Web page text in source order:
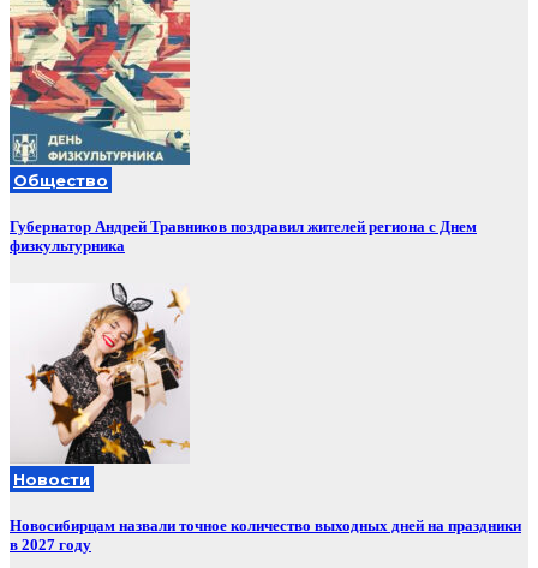
Общество
Губернатор Андрей Травников поздравил жителей региона с Днем
физкультурника
Новости
Новосибирцам назвали точное количество выходных дней на праздники
в 2027 году